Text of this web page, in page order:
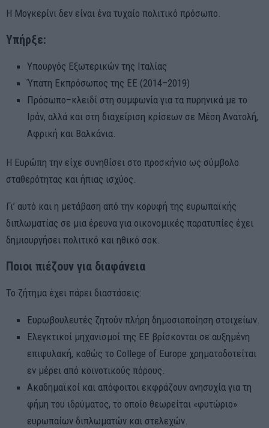
Η Μογκερίνι δεν είναι ένα τυχαίο πολιτικό πρόσωπο.
Υπήρξε:
Υπουργός Εξωτερικών της Ιταλίας
Ύπατη Εκπρόσωπος της ΕΕ (2014–2019)
Πρόσωπο–κλειδί στη συμφωνία για τα πυρηνικά με το
Ιράν, αλλά και στη διαχείριση κρίσεων σε Μέση Ανατολή,
Αφρική και Βαλκάνια.
Η Ευρώπη την είχε συνηθίσει στο προσκήνιο ως σύμβολο
σταθερότητας και ήπιας ισχύος.
Γι’ αυτό και η μετάβαση από την κορυφή της ευρωπαϊκής
διπλωματίας σε μια έρευνα για οικονομικές παρατυπίες έχει
δημιουργήσει πολιτικό και ηθικό σοκ.
Ποιοι πιέζουν για διαφάνεια
Το ζήτημα έχει πάρει διαστάσεις:
Ευρωβουλευτές ζητούν πλήρη δημοσιοποίηση στοιχείων.
Ελεγκτικοί μηχανισμοί της ΕΕ βρίσκονται σε αυξημένη
επιφυλακή, καθώς το College of Europe χρηματοδοτείται
εν μέρει από κοινοτικούς πόρους.
Ακαδημαϊκοί και απόφοιτοι εκφράζουν ανησυχία για τη
φήμη του ιδρύματος, το οποίο θεωρείται «φυτώριο»
ευρωπαίων διπλωματών και στελεχών.